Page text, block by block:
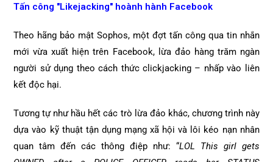
Tấn công "Likejacking" hoành hành Facebook
Theo hãng bảo mật Sophos, một đợt tấn công qua tin nhắn
mới vừa xuất hiện trên Facebook, lừa đảo hàng trăm ngàn
người sử dụng theo cách thức clickjacking – nhấp vào liên
kết độc hại.
Tương tự như hầu hết các trò lừa đảo khác, chương trình này
dựa vào kỹ thuật tận dụng mạng xã hội và lôi kéo nạn nhân
quan tâm đến các thông điệp như: “LOL This girl gets